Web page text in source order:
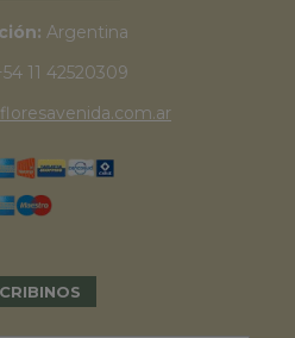
Argentina
11 42520309